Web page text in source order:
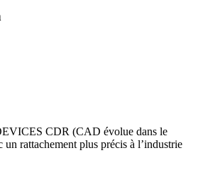
CDR (CAD évolue dans le
un rattachement plus précis à l’industrie